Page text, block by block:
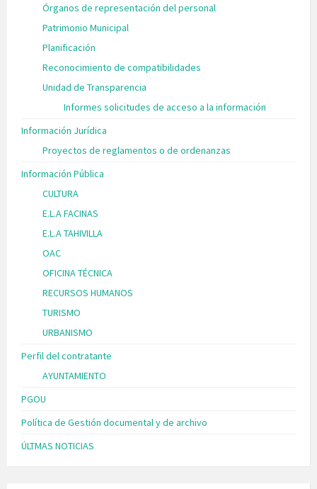
Órganos de representación del personal
Patrimonio Municipal
Planificación
Reconocimiento de compatibilidades
Unidad de Transparencia
Informes solicitudes de acceso a la información
Información Jurídica
Proyectos de reglamentos o de ordenanzas
Información Pública
CULTURA
E.L.A FACINAS
E.L.A TAHIVILLA
OAC
OFICINA TÉCNICA
RECURSOS HUMANOS
TURISMO
URBANISMO
Perfil del contratante
AYUNTAMIENTO
PGOU
Política de Gestión documental y de archivo
ÚLTMAS NOTICIAS